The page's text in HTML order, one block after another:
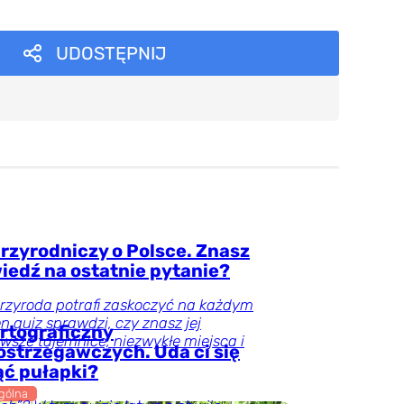
UDOSTĘPNIJ
o Polsce. Znasz
na ostatnie pytanie?
potrafi zaskoczyć na każdym
quiz sprawdzi, czy znasz jej
tajemnice, niezwykłe miejsca i
Uda ci się
pułapki?